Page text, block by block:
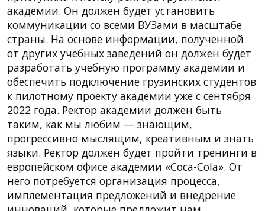
академии. Он должен будет установить
коммуникации со всеми ВУЗами в масштабе
страны. На основе информации, полученной
от других учебных заведений он должен будет
разработать учебную программу академии и
обеспечить подключение грузинских студентов
к пилотному проекту академии уже с сентября
2022 года. Ректор академии должен быть
таким, как мы любим — знающим,
прогрессивно мыслящим, креативным и знать
языки. Ректор должен будет пройти тренинги в
европейском офисе академии «Coca-Cola». От
него потребуется организация процесса,
имплементация предложений и внедрение